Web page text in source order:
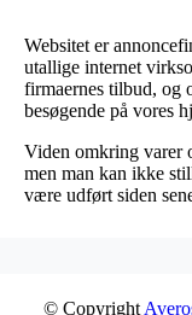
Websitet er
utallige internet
firmaernes tilbud, og
besøgende på vores
Viden omkring varer
men man kan ikke
være udført siden
© Copyright